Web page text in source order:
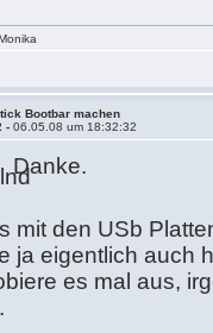
Bootbar machen
-06.05.08 um 18:32:32
Danke.
mit den USb
ja eigentlich auch
es mal aus,